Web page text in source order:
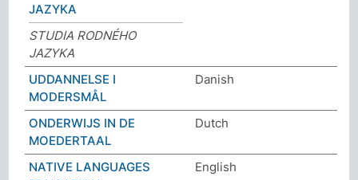
JAZYKA
STUDIA RODNÉHO
JAZYKA
UDDANNELSE I
MODERSMÅL
Danish
ONDERWIJS IN DE
MOEDERTAAL
Dutch
NATIVE LANGUAGES
English